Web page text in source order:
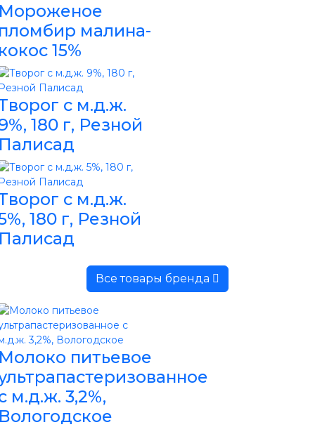
малина-
15%
с м.д.ж.
180 г, Резной
с м.д.ж.
180 г, Резной
Все товары бренда
питьевое
м.д.ж. 3,2%,